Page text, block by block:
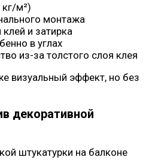
м²)
монтажа
и затирка
в углах
из-за толстого слоя клея
визуальный эффект, но без
декоративной